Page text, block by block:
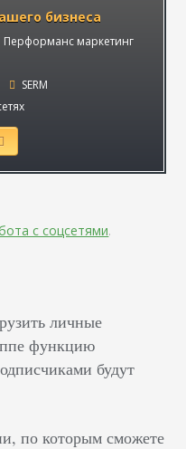
бизнеса
Перформанс маркетинг
SERM
с соцсетями.
личные
функцию
будут
по которым сможете